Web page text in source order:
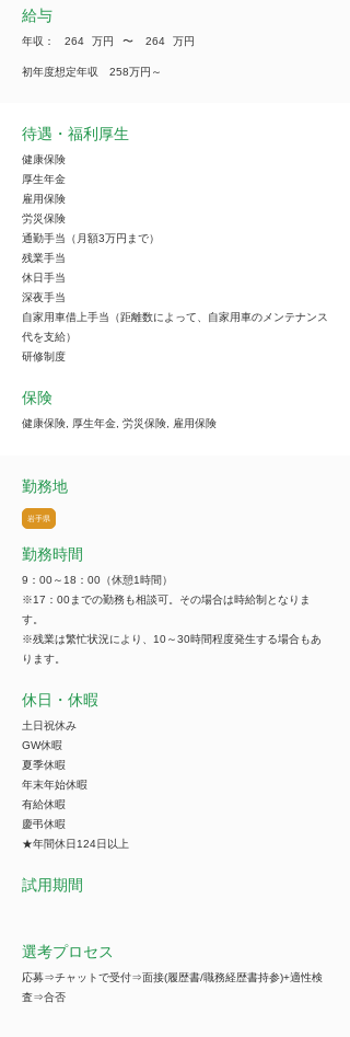
給与
年収： 264 万円 ​〜 264 万円
初年度想定年収 258万円～
待遇・福利厚生
健康保険
厚生年金
雇用保険
労災保険
通勤手当（月額3万円まで）
残業手当
休日手当
深夜手当
自家用車借上手当（距離数によって、自家用車のメンテナンス
代を支給）
研修制度
保険
健康保険, 厚生年金, 労災保険, 雇用保険
勤務地
岩手県
勤務時間
9：00～18：00（休憩1時間）
※17：00までの勤務も相談可。その場合は時給制となりま
す。
※残業は繁忙状況により、10～30時間程度発生する場合もあ
ります。
休日・休暇
土日祝休み
GW休暇
夏季休暇
年末年始休暇
有給休暇
慶弔休暇
★年間休日124日以上
試用期間
選考プロセス
応募⇒チャットで受付⇒面接(履歴書/職務経歴書持参)+適性検
査⇒合否